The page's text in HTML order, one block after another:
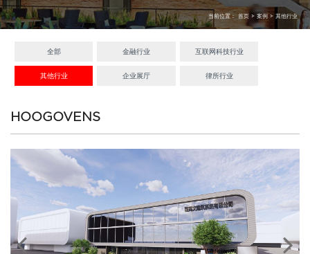
当前位置： 首页 > 案例 > 其他行业
全部 金融行业 互联网科技行业
其他行业 企业展厅 律所行业
HOOGOVENS